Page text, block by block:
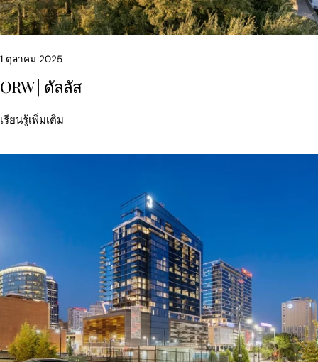
แบ่งปันบทความนี้
สำเนา
แบ่ง
ปัน
แบ่ง
ปัน
ปัก
หมุด
1 ตุลาคม 2025
ORW | ดัลลัส
เรียนรู้เพิ่มเติม